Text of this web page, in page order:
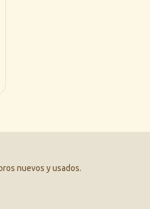
nuevos y usados.